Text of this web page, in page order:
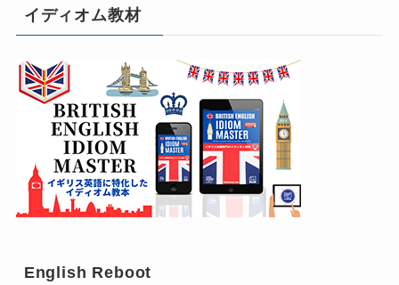
イディオム教材
English Reboot